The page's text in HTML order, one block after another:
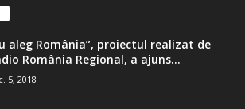
aleg România”, proiectul realizat de
România Regional, a ajuns...
5, 2018